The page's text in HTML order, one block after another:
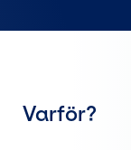
Varför?